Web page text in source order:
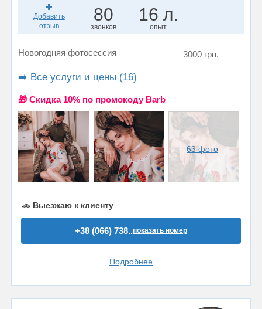
Добавить
отзыв
80
звонков
16 л.
опыт
Новогодняя фотосессия 3000 грн.
➡️ Все услуги и цены (16)
🎁 Cкидка 10% по промокоду Barb
63 фото
🚗 Выезжаю к клиенту
+38 (066) 738..показать номер
Подробнее